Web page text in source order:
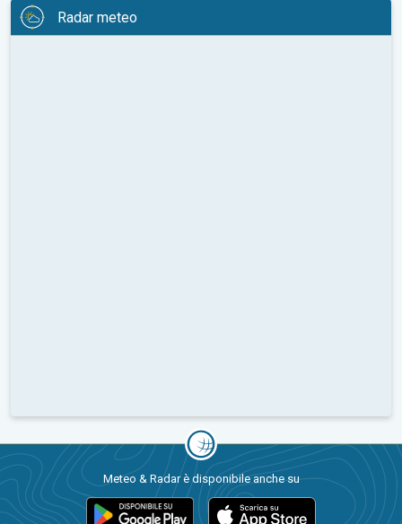
Radar meteo
Meteo & Radar è disponibile anche su